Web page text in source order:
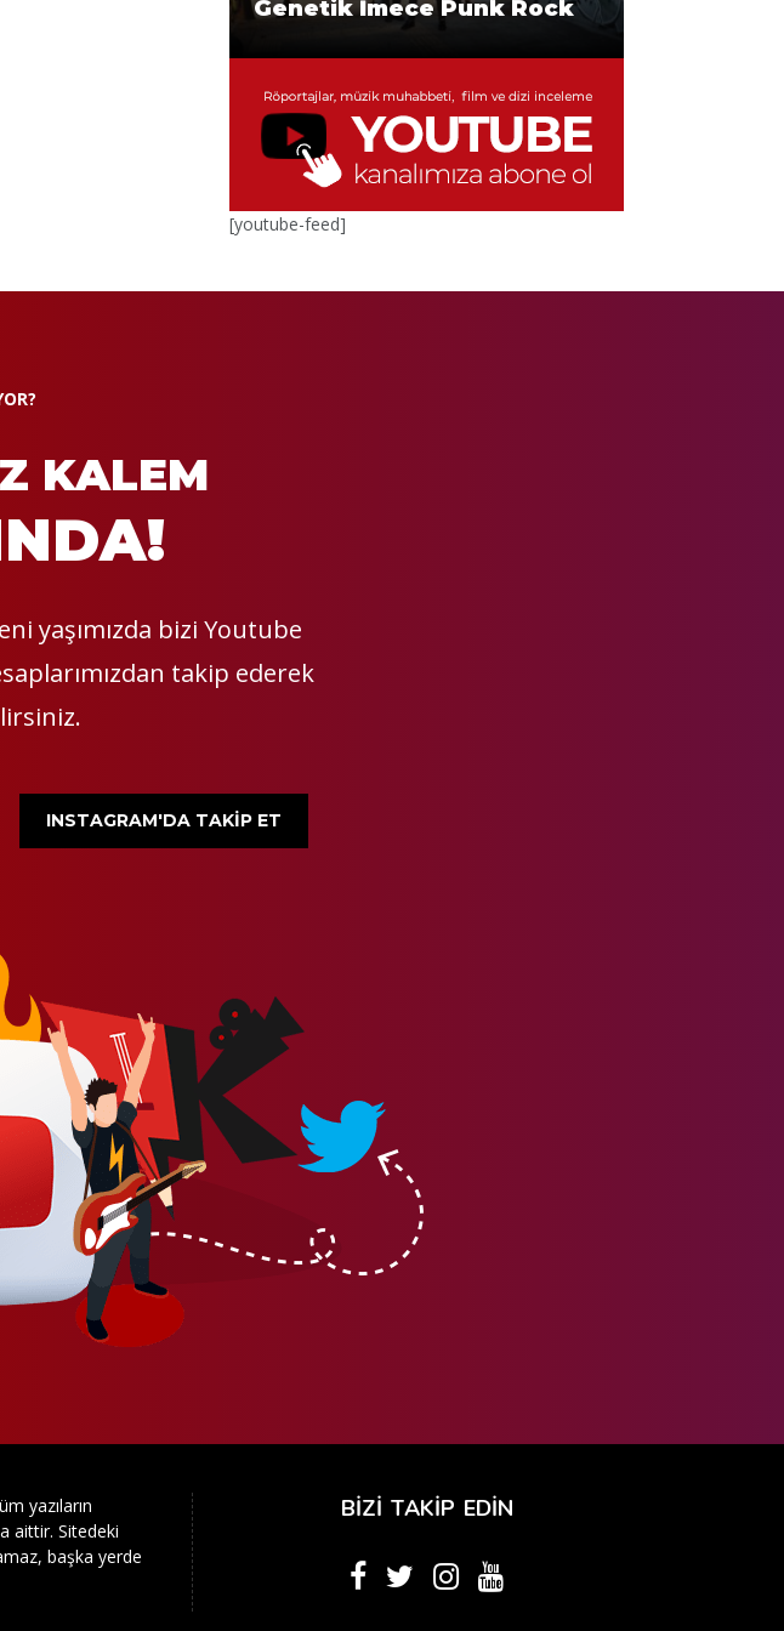
Genetik İmece Punk Rock
Kuzey’in Sert Rüzgarı
crossover, paslanmaz”
[youtube-feed]
KALEM
yaşımızda bizi Youtube
takip ederek
INSTAGRAM'DA TAKİP ET
yazıların
aittir. Sitedeki
başka yerde
BİZİ TAKİP EDİN